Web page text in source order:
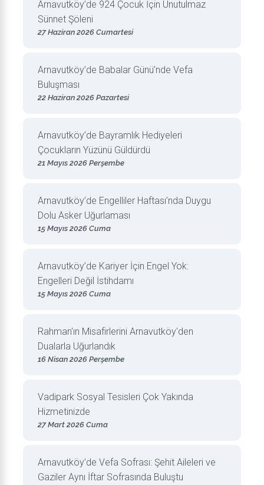
Arnavutköy’de 924 Çocuk İçin Unutulmaz
Sünnet Şöleni
27 Haziran 2026 Cumartesi
Arnavutköy’de Babalar Günü’nde Vefa
Buluşması
22 Haziran 2026 Pazartesi
Arnavutköy’de Bayramlık Hediyeleri
Çocukların Yüzünü Güldürdü
21 Mayıs 2026 Perşembe
Arnavutköy’de Engelliler Haftası’nda Duygu
Dolu Asker Uğurlaması
15 Mayıs 2026 Cuma
Arnavutköy’de Kariyer İçin Engel Yok:
Engelleri Değil İstihdamı
15 Mayıs 2026 Cuma
Rahman'ın Misafirlerini Arnavutköy'den
Dualarla Uğurlandık
16 Nisan 2026 Perşembe
Vadipark Sosyal Tesisleri Çok Yakında
Hizmetinizde
27 Mart 2026 Cuma
Arnavutköy’de Vefa Sofrası: Şehit Aileleri ve
Gaziler Aynı İftar Sofrasında Buluştu